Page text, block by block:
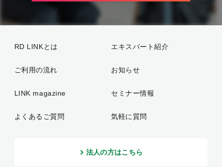
RD LINKとは エキスパート紹介
ご利用の流れ お知らせ
LINK magazine セミナー情報
よくあるご質問 気軽に質問
法人の方はこちら